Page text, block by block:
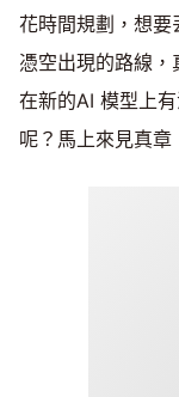
花時間規劃，想
憑空出現的路線
在新的AI 模型上
呢？馬上來見真章